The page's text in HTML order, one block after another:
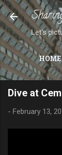
Let's
HOME
Dive at
- February 13,